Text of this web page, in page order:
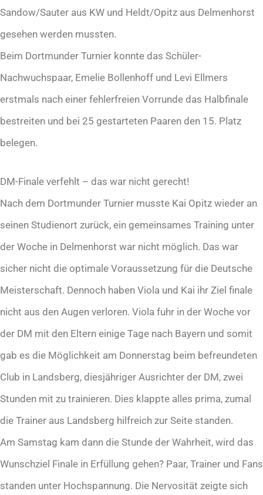
Sandow/Sauter aus KW und Heldt/Opitz aus Delmenhorst
gesehen werden mussten.
Beim Dortmunder Turnier konnte das Schüler-
Nachwuchspaar, Emelie Bollenhoff und Levi Ellmers
erstmals nach einer fehlerfreien Vorrunde das Halbfinale
bestreiten und bei 25 gestarteten Paaren den 15. Platz
belegen.
DM-Finale verfehlt – das war nicht gerecht!
Nach dem Dortmunder Turnier musste Kai Opitz wieder an
seinen Studienort zurück, ein gemeinsames Training unter
der Woche in Delmenhorst war nicht möglich. Das war
sicher nicht die optimale Voraussetzung für die Deutsche
Meisterschaft. Dennoch haben Viola und Kai ihr Ziel finale
nicht aus den Augen verloren. Viola fuhr in der Woche vor
der DM mit den Eltern einige Tage nach Bayern und somit
gab es die Möglichkeit am Donnerstag beim befreundeten
Club in Landsberg, diesjähriger Ausrichter der DM, zwei
Stunden mit zu trainieren. Dies klappte alles prima, zumal
die Trainer aus Landsberg hilfreich zur Seite standen.
Am Samstag kam dann die Stunde der Wahrheit, wird das
Wunschziel Finale in Erfüllung gehen? Paar, Trainer und Fans
standen unter Hochspannung. Die Nervosität zeigte sich